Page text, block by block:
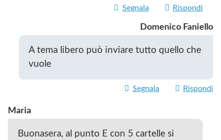
Segnala Rispondi
Domenico Faniello
A tema libero può inviare tutto quello che
vuole
Segnala Rispondi
Maria
Buonasera, al punto E con 5 cartelle si